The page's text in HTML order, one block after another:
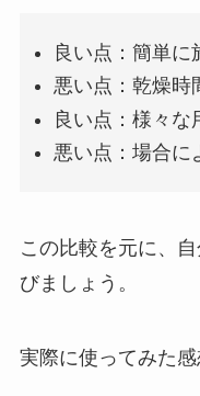
良い点：簡単に
悪い点：乾燥時
良い点：様々な
悪い点：場合に
この比較を元に、
びましょう。
実際に使ってみた感